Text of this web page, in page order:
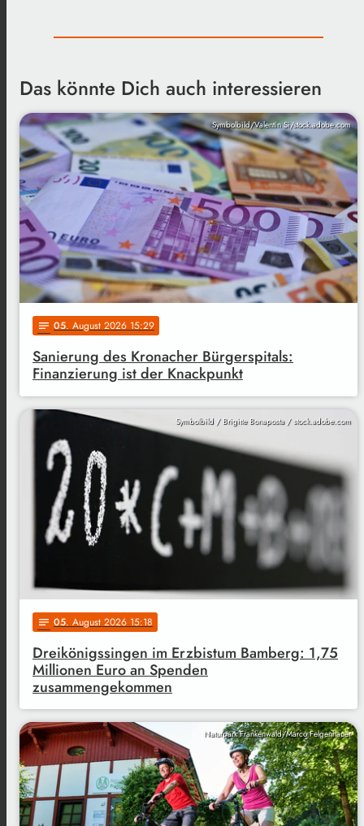
Das könnte Dich auch interessieren
Symbolbild/Valentin Si/stock.adobe.com
notes 05. August 2026 15:29
Sanierung des Kronacher Bürgerspitals:
Finanzierung ist der Knackpunkt
Symbolbild / Brigitte Bonaposta / stock.adobe.com
notes 05. August 2026 15:18
Dreikönigssingen im Erzbistum Bamberg: 1,75
Millionen Euro an Spenden
zusammengekommen
Naturpark Frankenwald/Marco Felgenhauer